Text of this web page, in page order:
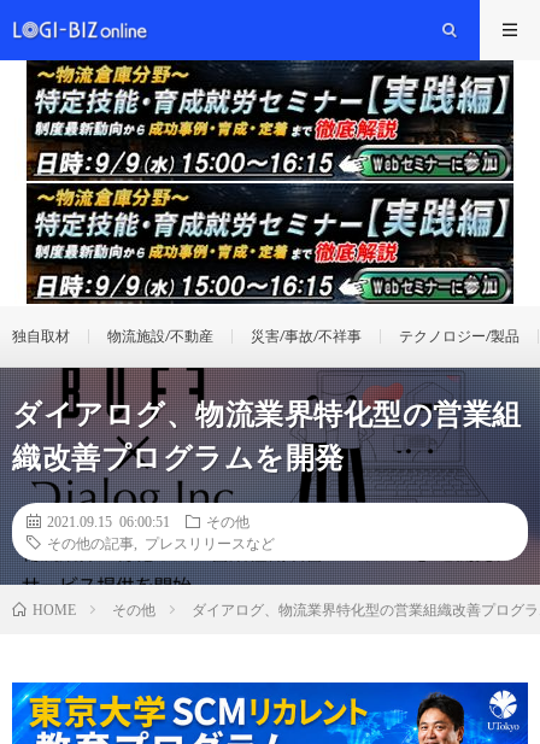
独自取材 物流施設/不動産 災害/事故/不祥事 テクノロジー/製品
ダイアログ、物流業界特化型の営業組
織改善プログラムを開発
2021.09.15 06:00:51
その他
その他の記事
プレスリリースなど
HOME その他 ダイアログ、物流業界特化型の営業組織改善プログ